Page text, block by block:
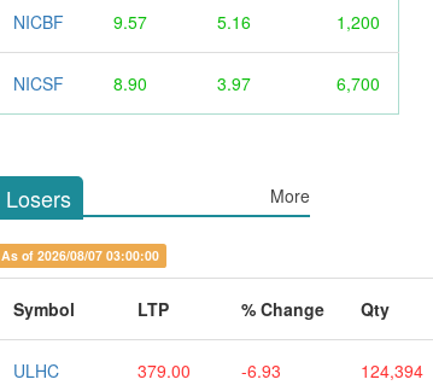
NICBF 9.57 5.16 1,200
NICSF 8.90 3.97 6,700
Losers More
As of 2026/08/07 03:00:00
Symbol LTP % Change Qty
ULHC 379.00 -6.93 124,394